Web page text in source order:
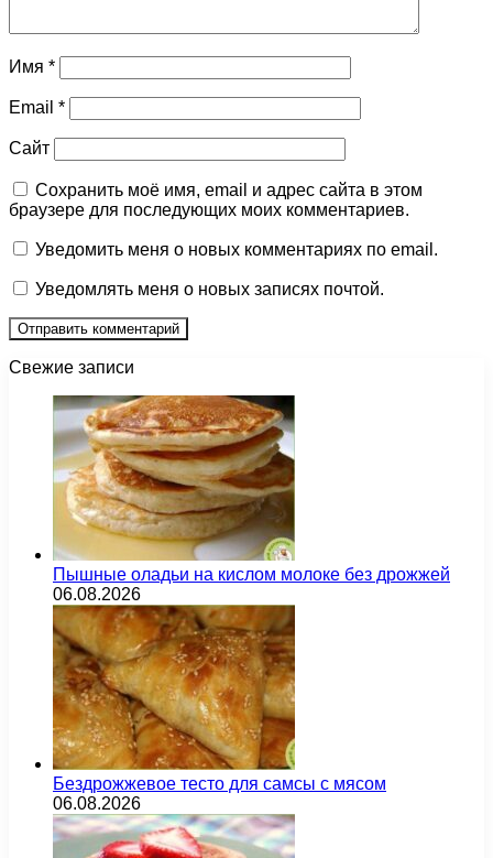
Имя *
Email *
Сайт
Сохранить моё имя, email и адрес сайта в этом
браузере для последующих моих комментариев.
Уведомить меня о новых комментариях по email.
Уведомлять меня о новых записях почтой.
Свежие записи
Пышные оладьи на кислом молоке без дрожжей
06.08.2026
Бездрожжевое тесто для самсы с мясом
06.08.2026